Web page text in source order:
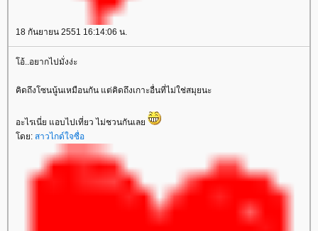
18 กันยายน 2551 16:14:06 น.
อ้..อยากไปมั่งง่ะ
คิดถึงโซนนู้นเหมือนกัน แต่คิดถึงเกาะอื่นที่ไม่ใช่สมุยนะ
อะไรเนี่ย แอบไปเที่ยว ไม่ชวนกันเล
ดย: สาวไกด์ใจซื่อ